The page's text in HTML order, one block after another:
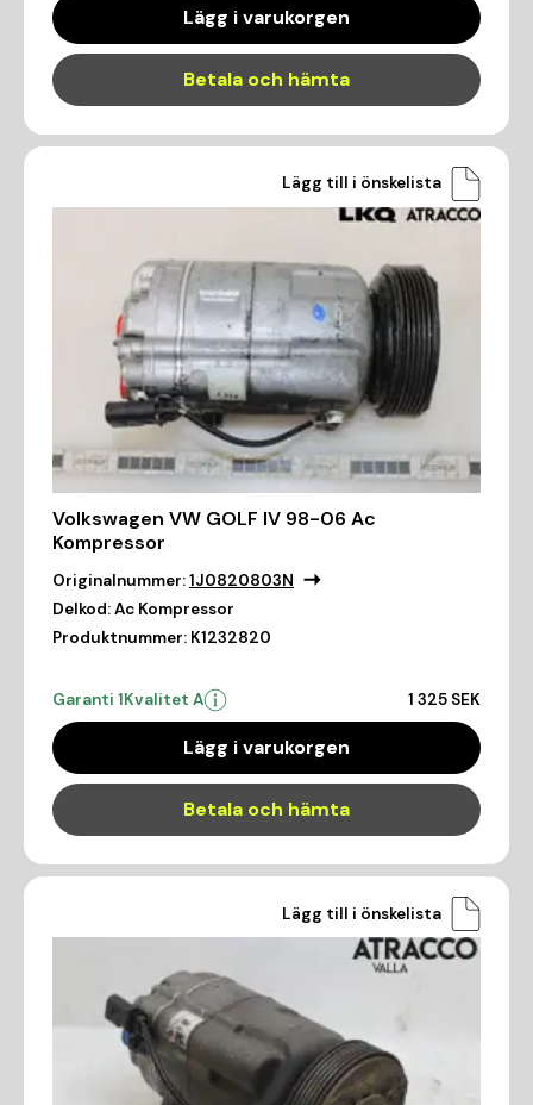
Lägg i varukorgen
Betala och hämta
Lägg till i önskelista
Volkswagen VW GOLF IV 98-06 Ac
Kompressor
Originalnummer:1J0820803N
Delkod:Ac Kompressor
Produktnummer: K1232820
Garanti 1Kvalitet A 1 325 SEK
Lägg i varukorgen
Betala och hämta
Lägg till i önskelista